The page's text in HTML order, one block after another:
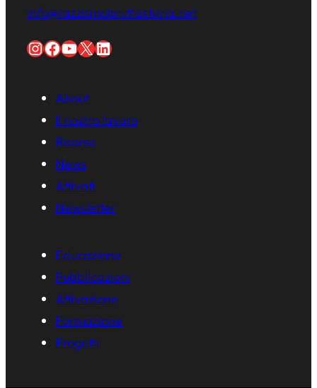
info@razzismobruttastoria.net
InstagramFacebook YouTube X LinkedIn
About
Il nostro lavoro
Risorse
News
Attivati
Newsletter
Educazione
Pubblicazioni
Attivazione
Formazione
Progetti